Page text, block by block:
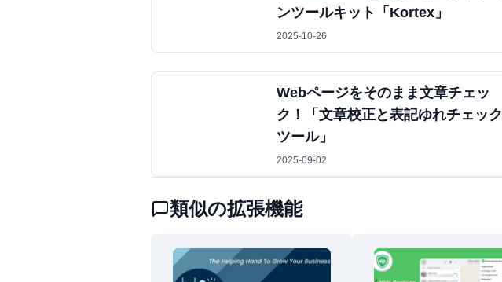
ンツールキット「Kortex」
2025-10-26
Webページをそのまま文章チェッ
ク！「文章校正と表記ゆれチェック
ツール」
2025-09-02
類似の拡張機能